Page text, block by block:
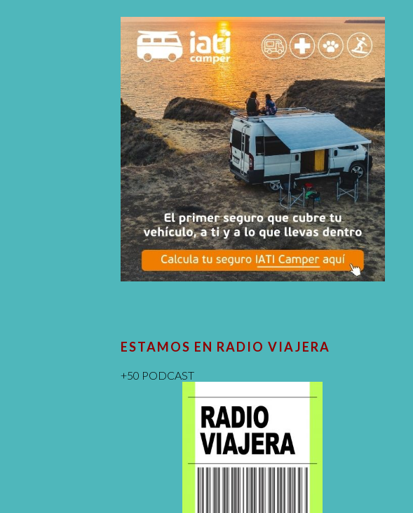
ESTAMOS EN RADIO VIAJERA
+50 PODCAST